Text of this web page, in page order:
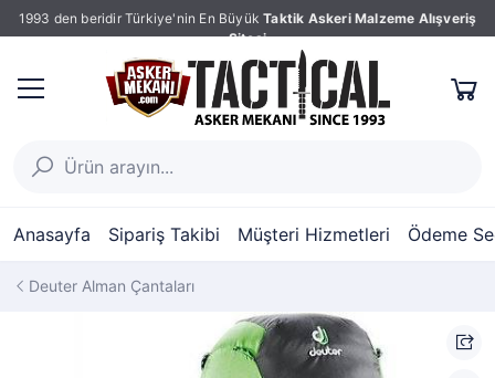
1993 den beridir Türkiye'nin En Büyük Taktik Askeri Malzeme Alışveriş
Sitesi
Anasayfa Sipariş Takibi Müşteri Hizmetleri Ödeme
Deuter Alman Çantaları